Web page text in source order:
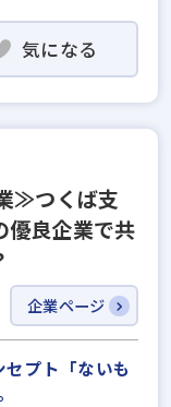
気になる
≫つくば支
優良企業で共
企業ページ
プト「ないも